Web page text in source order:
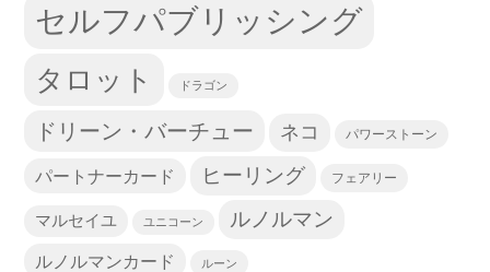
セルフパブリッシング
タロット ドラゴン
ドリーン・バーチュー ネコ パワーストーン
パートナーカード ヒーリング フェアリー
マルセイユ ユニコーン ルノルマン
ルノルマンカード ルーン